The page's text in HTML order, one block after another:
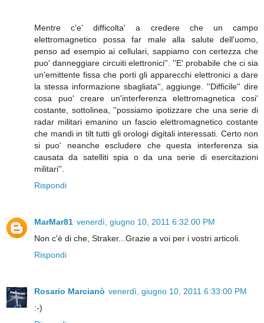
Mentre c'e' difficolta' a credere che un campo
elettromagnetico possa far male alla salute dell'uomo,
penso ad esempio ai cellulari, sappiamo con certezza che
puo' danneggiare circuiti elettronici''. ''E' probabile che ci sia
un'emittente fissa che porti gli apparecchi elettronici a dare
la stessa informazione sbagliata'', aggiunge. ''Difficile'' dire
cosa puo' creare un'interferenza elettromagnetica cosi'
costante, sottolinea, ''possiamo ipotizzare che una serie di
radar militari emanino un fascio elettromagnetico costante
che mandi in tilt tutti gli orologi digitali interessati. Certo non
si puo' neanche escludere che questa interferenza sia
causata da satelliti spia o da una serie di esercitazioni
militari''.
Rispondi
MarMar81 venerdì, giugno 10, 2011 6:32:00 PM
Non c'è di che, Straker...Grazie a voi per i vostri articoli.
Rispondi
Rosario Marcianò venerdì, giugno 10, 2011 6:33:00 PM
:-)